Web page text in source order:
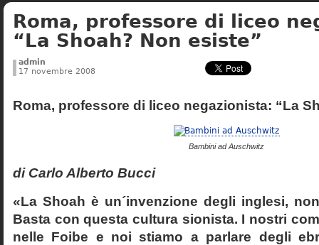
Non dimenticare Storia di Israele
Roma, professore di liceo
“La Shoah? Non esiste”
admin
17 novembre 2008
Roma, professore di liceo negazionista: “La
Bambini ad Auschwitz
di Carlo Alberto Bucci
«La Shoah è un´invenzione degli inglesi,
Basta con questa cultura sionista. I nostri
nelle Foibe e noi stiamo a parlare degli